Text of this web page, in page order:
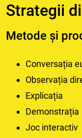
Strategii
Metode și
Conversația
Observația
Explicația
Demonstrația
Joc interactiv